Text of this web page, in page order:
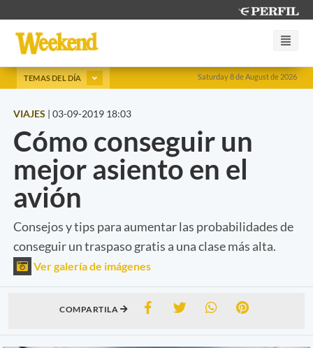
Saturday 8 de August de 2026
TEMAS DEL DÍA
VIAJES | 03-09-2019 18:03
Cómo conseguir un
mejor asiento en el
avión
Consejos y tips para aumentar las probabilidades de
conseguir un traspaso gratis a una clase más alta.
Ver galería de imágenes
COMPARTILA